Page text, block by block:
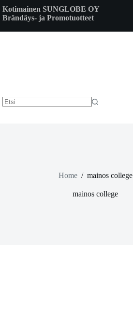
to
content
Kotimainen SUNGLOBE OY
Brändäys- ja Promotuotteet
Home / mainos college
mainos college